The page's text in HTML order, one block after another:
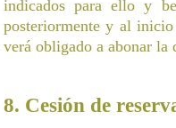
indicados para ello y
posteriormente y al
verá obligado a abonar
8. Cesión de